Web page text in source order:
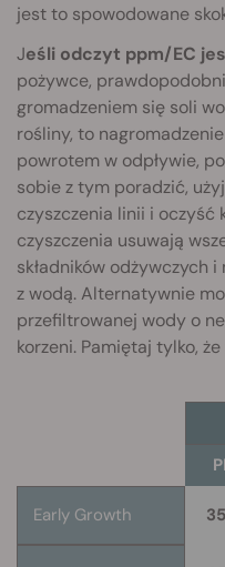
jest to spowodowane
Jeśli odczyt ppm/EC
pożywce,
gromadzeniem się soli
rośliny, to
powrotem w odpływie,
sobie z tym poradzić,
czyszczenia linii i oczyść
czyszczenia usuwają
składników odżywczych
z wodą. Alternatywnie
przefiltrowanej wody o
korzeni. Pamiętaj tylko,
Early Growth